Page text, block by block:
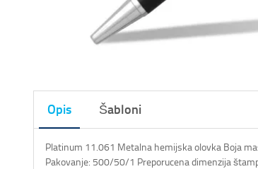
Opis Šabloni
Platinum 11.061 Metalna hemijska olovka Boja
Pakovanje: 500/50/1 Preporucena dimenzija